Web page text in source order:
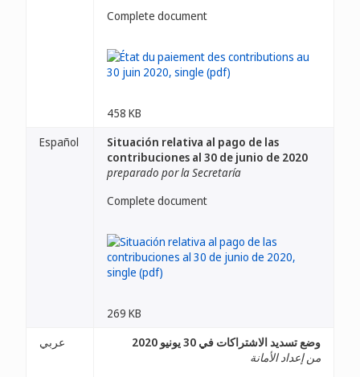
Complete document
458 KB
Español
Situación relativa al pago de las
contribuciones al 30 de junio de 2020
preparado por la Secretaría
Complete document
269 KB
عربي
وضع تسديد الاشتراكات في 30 يونيو 2020
من إعداد الأمانة